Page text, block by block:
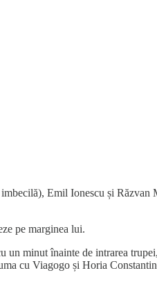
Emil Ionescu și Răzvan
pe marginea lui.
minut înainte de intrarea
cu Viagogo și Horia